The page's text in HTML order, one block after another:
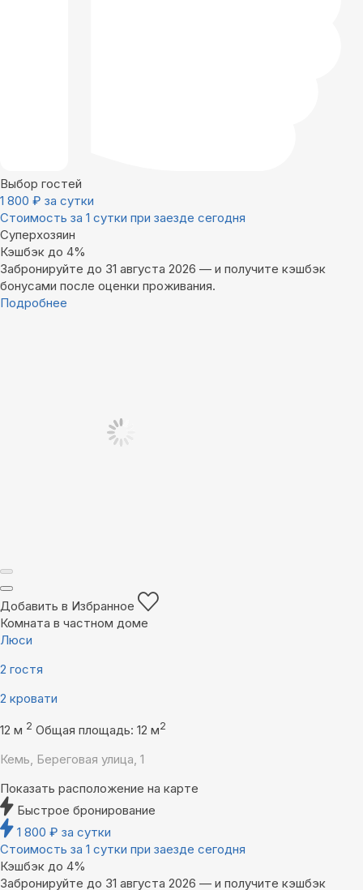
Выбор гостей
1 800 ₽ за сутки
Стоимость за 1 сутки при заезде сегодня
Суперхозяин
Кэшбэк до 4%
Забронируйте до 31 августа 2026 — и получите кэшбэк
бонусами после оценки проживания.
Подробнее
Добавить в Избранное
Комната в частном доме
Люси
2 гостя
2 кровати
12 м 2 Общая площадь: 12 м2
Кемь, Береговая улица, 1
Показать расположение на карте
Быстрое бронирование
1 800 ₽ за сутки
Стоимость за 1 сутки при заезде сегодня
Кэшбэк до 4%
Забронируйте до 31 августа 2026 — и получите кэшбэк